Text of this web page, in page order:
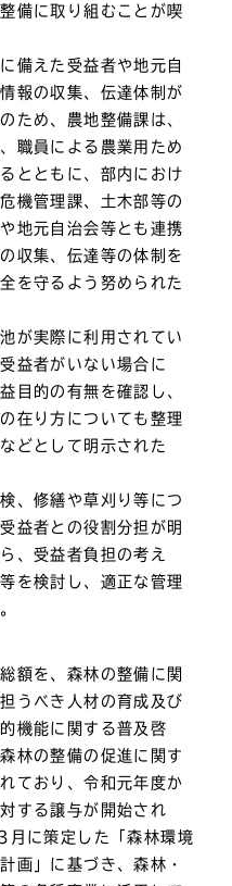
備に取り組むことが喫
備えた受益者や地元自
報の収集、伝達体制が
ため、農地整備課は、
職員による農業用ため
とともに、部内におけ
機管理課、土木部等の
地元自治会等とも連携
収集、伝達等の体制を
を守るよう努められた
が実際に利用されてい
益者がいない場合に
目的の有無を確認し、
在り方についても整理
どとして明示された
、修繕や草刈り等につ
益者との役割分担が明
、受益者負担の考え
を検討し、適正な管理
額を、森林の整備に関
うべき人材の育成及び
機能に関する普及啓
林の整備の促進に関す
ており、令和元年度か
する譲与が開始され
に策定した「森林環境
画」に基づき、森林・